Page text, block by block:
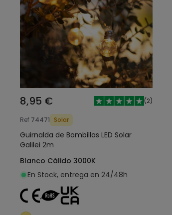
8,95 € (2)
Ref 74471 Solar
Guirnalda de Bombillas LED Solar
Galilei 2m
Blanco Cálido 3000K
En Stock, entrega en 24/48h